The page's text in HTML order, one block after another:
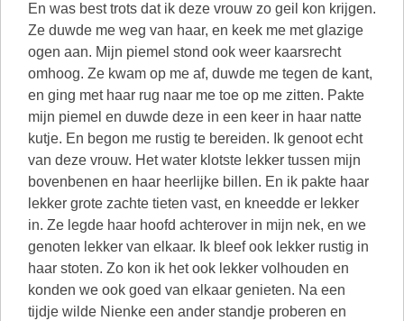
En was best trots dat ik deze vrouw zo geil kon krijgen.
Ze duwde me weg van haar, en keek me met glazige
ogen aan. Mijn piemel stond ook weer kaarsrecht
omhoog. Ze kwam op me af, duwde me tegen de kant,
en ging met haar rug naar me toe op me zitten. Pakte
mijn piemel en duwde deze in een keer in haar natte
kutje. En begon me rustig te bereiden. Ik genoot echt
van deze vrouw. Het water klotste lekker tussen mijn
bovenbenen en haar heerlijke billen. En ik pakte haar
lekker grote zachte tieten vast, en kneedde er lekker
in. Ze legde haar hoofd achterover in mijn nek, en we
genoten lekker van elkaar. Ik bleef ook lekker rustig in
haar stoten. Zo kon ik het ook lekker volhouden en
konden we ook goed van elkaar genieten. Na een
tijdje wilde Nienke een ander standje proberen en